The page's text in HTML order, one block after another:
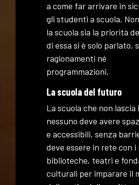
a come far arrivare in
gli studenti a scuola.
la scuola sia la priorità
di essa si è solo parlato,
ragionamenti né
programmazioni.
La scuola del futuro
La scuola che non
nessuno deve avere
e accessibili, senza
deve essere in rete con i
biblioteche, teatri e
culturali per imparare il